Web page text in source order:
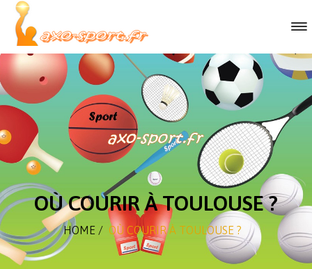
OÙ COURIR À TOULOUSE ?
HOME / OÙ COURIR À TOULOUSE ?